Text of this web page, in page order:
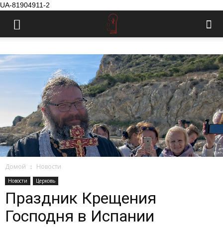
UA-81904911-2
Домой Новости
Новости Церковь
Праздник Крещения
Господня в Испании